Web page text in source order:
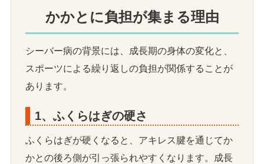
かかとに負担が集まる理由
シーバー病の背景には、成長期の身体の変化と、
スポーツによる繰り返しの負担が関係することが
あります。
1、ふくらはぎの硬さ
ふくらはぎが硬くなると、アキレス腱を通じてか
かとの後ろ側が引っ張られやすくなります。成長